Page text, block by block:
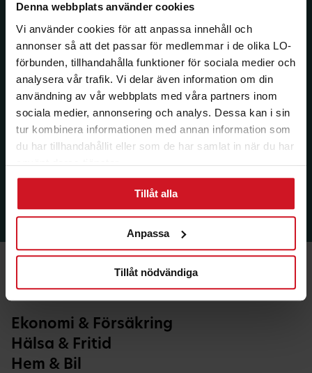
Denna webbplats använder cookies
Vi använder cookies för att anpassa innehåll och
annonser så att det passar för medlemmar i de olika LO-
förbunden, tillhandahålla funktioner för sociala medier och
analysera vår trafik. Vi delar även information om din
användning av vår webbplats med våra partners inom
sociala medier, annonsering och analys. Dessa kan i sin
tur kombinera informationen med annan information som
du har tillhandahållit eller som de har samlat in när du har
använt deras tjänster.
Tillåt alla
Anpassa
Tillåt nödvändiga
Ekonomi & Försäkring
Hälsa & Fritid
Hem & Bil